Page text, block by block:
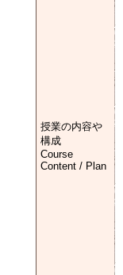
授業の内容や
構成
Course
Content / Plan